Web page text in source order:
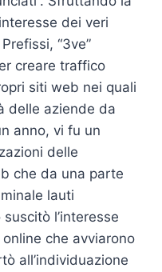
dei veri
“3ve”
creare traffico
siti web nei quali
delle aziende da
anno, vi fu un
delle
che da una parte
lauti
l’interesse
che avviarono
all’individuazione